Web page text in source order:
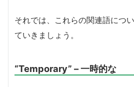
それでは、これらの関連語につ
ていきましょう。
“Temporary” – 一時的な